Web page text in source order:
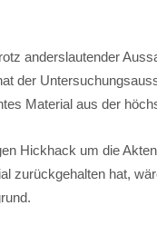
anderslautender
der
Material aus der
Hickhack um die
zurückgehalten hat,